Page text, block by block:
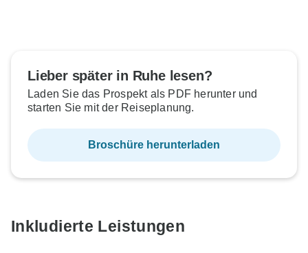
Lieber später in Ruhe lesen?
Laden Sie das Prospekt als PDF herunter und
starten Sie mit der Reiseplanung.
Broschüre herunterladen
Inkludierte Leistungen